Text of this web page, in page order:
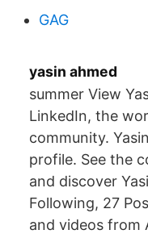
GAG
yasin ahmed
summer View
LinkedIn, the
community.
profile. See the
and discover
Following, 27
and videos from